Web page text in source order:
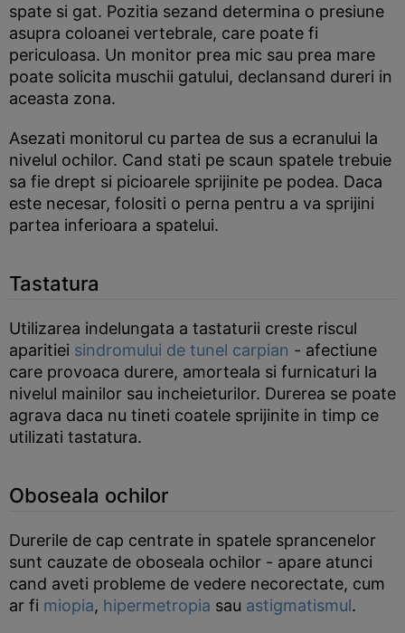
spate si gat. Pozitia sezand determina o presiune
asupra coloanei vertebrale, care poate fi
periculoasa. Un monitor prea mic sau prea mare
poate solicita muschii gatului, declansand dureri in
aceasta zona.
Asezati monitorul cu partea de sus a ecranului la
nivelul ochilor. Cand stati pe scaun spatele trebuie
sa fie drept si picioarele sprijinite pe podea. Daca
este necesar, folositi o perna pentru a va sprijini
partea inferioara a spatelui.
Tastatura
Utilizarea indelungata a tastaturii creste riscul
aparitiei sindromului de tunel carpian - afectiune
care provoaca durere, amorteala si furnicaturi la
nivelul mainilor sau incheieturilor. Durerea se poate
agrava daca nu tineti coatele sprijinite in timp ce
utilizati tastatura.
Oboseala ochilor
Durerile de cap centrate in spatele sprancenelor
sunt cauzate de oboseala ochilor - apare atunci
cand aveti probleme de vedere necorectate, cum
ar fi miopia, hipermetropia sau astigmatismul.